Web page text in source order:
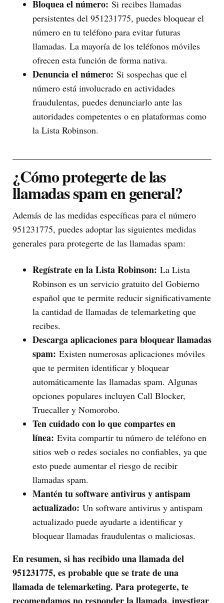
Bloquea el número: Si recibes llamadas
persistentes del 951231775, puedes bloquear el
número en tu teléfono para evitar futuras
llamadas. La mayoría de los teléfonos móviles
ofrecen esta función de forma nativa.
Denuncia el número: Si sospechas que el
número está involucrado en actividades
fraudulentas, puedes denunciarlo ante las
autoridades competentes o en plataformas como
la Lista Robinson.
¿Cómo protegerte de las
llamadas spam en general?
Además de las medidas específicas para el número
951231775, puedes adoptar las siguientes medidas
generales para protegerte de las llamadas spam:
Regístrate en la Lista Robinson: La Lista
Robinson es un servicio gratuito del Gobierno
español que te permite reducir significativamente
la cantidad de llamadas de telemarketing que
recibes.
Descarga aplicaciones para bloquear llamadas
spam: Existen numerosas aplicaciones móviles
que te permiten identificar y bloquear
automáticamente las llamadas spam. Algunas
opciones populares incluyen Call Blocker,
Truecaller y Nomorobo.
Ten cuidado con lo que compartes en
línea: Evita compartir tu número de teléfono en
sitios web o redes sociales no confiables, ya que
esto puede aumentar el riesgo de recibir
llamadas spam.
Mantén tu software antivirus y antispam
actualizado: Un software antivirus y antispam
actualizado puede ayudarte a identificar y
bloquear llamadas fraudulentas o maliciosas.
En resumen, si has recibido una llamada del
951231775, es probable que se trate de una
llamada de telemarketing. Para protegerte, te
recomendamos no responder la llamada, investigar